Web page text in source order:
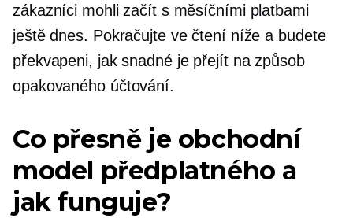
zákazníci mohli začít s měsíčními platbami
ještě dnes. Pokračujte ve čtení níže a budete
překvapeni, jak snadné je přejít na způsob
opakovaného účtování.
Co přesně je obchodní
model předplatného a
jak funguje?